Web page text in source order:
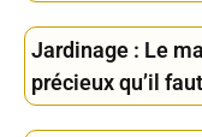
Jardinage : Le
précieux qu’il